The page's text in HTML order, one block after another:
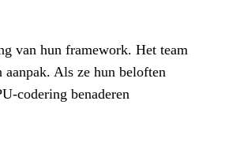
van hun framework. Het team
Als ze hun beloften
codering benaderen